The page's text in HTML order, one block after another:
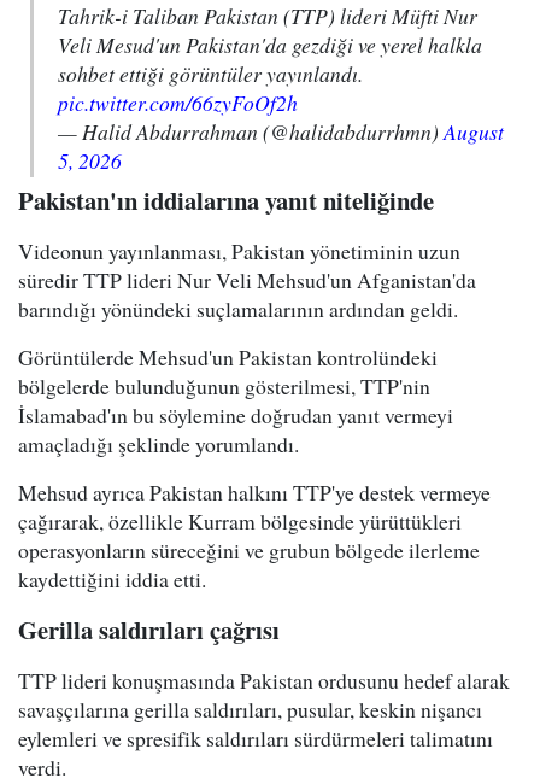
Tahrik-i Taliban Pakistan (TTP) lideri Müfti Nur
Veli Mesud'un Pakistan'da gezdiği ve yerel halkla
sohbet ettiği görüntüler yayınlandı.
pic.twitter.com/66zyFoOf2h
— Halid Abdurrahman (@halidabdurrhmn)August
5, 2026
Pakistan'ın iddialarına yanıt niteliğinde
Videonun yayınlanması, Pakistan yönetiminin uzun
süredir TTP lideri Nur Veli Mehsud'un Afganistan'da
barındığı yönündeki suçlamalarının ardından geldi.
Görüntülerde Mehsud'un Pakistan kontrolündeki
bölgelerde bulunduğunun gösterilmesi, TTP'nin
İslamabad'ın bu söylemine doğrudan yanıt vermeyi
amaçladığı şeklinde yorumlandı.
Mehsud ayrıca Pakistan halkını TTP'ye destek vermeye
çağırarak, özellikle Kurram bölgesinde yürüttükleri
operasyonların süreceğini ve grubun bölgede ilerleme
kaydettiğini iddia etti.
Gerilla saldırıları çağrısı
TTP lideri konuşmasında Pakistan ordusunu hedef alarak
savaşçılarına gerilla saldırıları, pusular, keskin nişancı
eylemleri ve spresifik saldırıları sürdürmeleri talimatını
verdi.